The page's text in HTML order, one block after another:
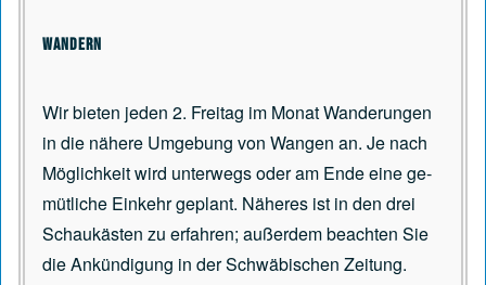
Wandern
Wir bieten jeden 2. Freitag im Monat Wanderungen
in die nähere Umgebung von Wangen an. Je nach
Möglichkeit wird unterwegs oder am Ende eine ge­
mütliche Einkehr geplant. Näheres ist in den drei
Schaukästen zu erfahren; außerdem beachten Sie
die Ankündigung in der Schwäbischen Zeitung.